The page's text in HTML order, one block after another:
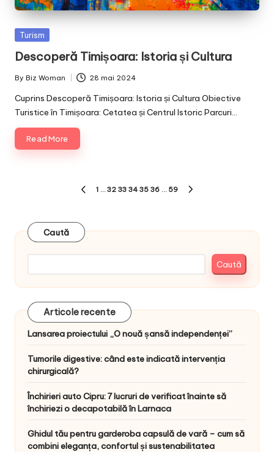
Posted
Turism
Descoperă Timișoara: Istoria și Cultura
Posted
by
By Biz Woman 28 mai 2024
Cuprins Descoperă Timișoara: Istoria și Cultura Obiective
Turistice în Timișoara: Cetatea și Centrul Istoric Parcuri…
Read More
PaginațiePREVIOUS
1 … 32 33 34 35 36 … 59
Caută
Caută
Articole recente
Lansarea proiectului „O nouă șansă independenței”
Tumorile digestive: când este indicată intervenția
chirurgicală?
Închirieri auto Cipru: 7 lucruri de verificat înainte să
închiriezi o decapotabilă în Larnaca
Ghidul tău pentru garderoba capsulă de vară – cum să
combini eleganța, confortul și sustenabilitatea